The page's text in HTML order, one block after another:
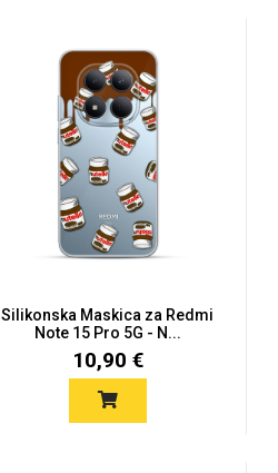
Silikonska Maskica za Redmi
Note 15 Pro 5G - N...
10,90 €